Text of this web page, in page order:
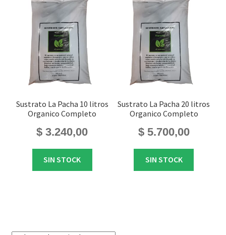
Sustrato La Pacha 10 litros
Organico Completo
$ 3.240,00
SIN STOCK
Sustrato La Pacha 20 litros
Organico Completo
$5.700,00
SIN STOCK